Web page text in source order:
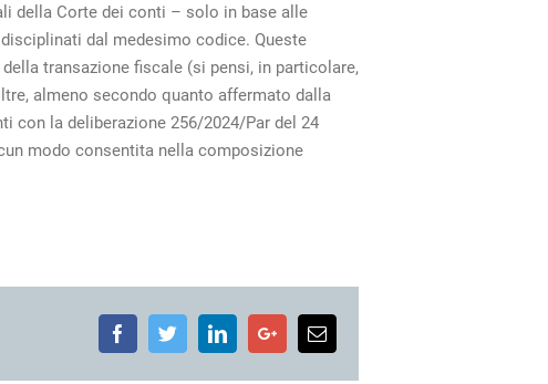
della Corte dei conti – solo in base alle
dal medesimo codice. Queste
transazione fiscale (si pensi, in particolare,
almeno secondo quanto affermato dalla
con la deliberazione 256/2024/Par del 24
modo consentita nella composizione
FacebookTwitterLinkedInGoogle+Email